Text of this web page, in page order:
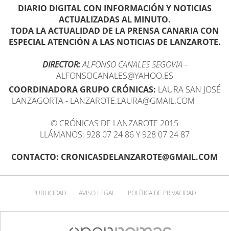
DIARIO DIGITAL CON INFORMACIÓN Y NOTICIAS
ACTUALIZADAS AL MINUTO.
TODA LA ACTUALIDAD DE LA PRENSA CANARIA CON
ESPECIAL ATENCIÓN A LAS NOTICIAS DE LANZAROTE.
DIRECTOR:ALFONSO CANALES SEGOVIA -
ALFONSOCANALES@YAHOO.ES
COORDINADORA GRUPO CRÓNICAS: LAURA SAN JOSÉ
LANZAGORTA - LANZAROTE.LAURA@GMAIL.COM
© CRÓNICAS DE LANZAROTE 2015
LLÁMANOS: 928 07 24 86 Y 928 07 24 87
CONTACTO: CRONICASDELANZAROTE@GMAIL.COM
PUBLICIDAD AVISO LEGAL POLÍTICA DE PRIVACIDAD